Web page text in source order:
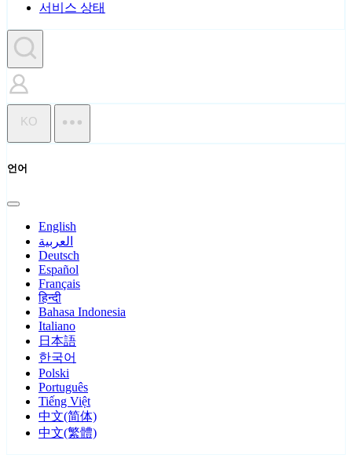
서비스 상태
KO
언어
English
العربية
Deutsch
Español
Français
हिन्दी
Bahasa Indonesia
Italiano
日本語
한국어
Polski
Português
Tiếng Việt
中文(简体)
中文(繁體)